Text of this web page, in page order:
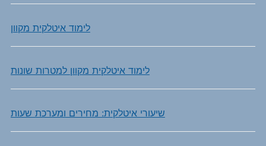
לימוד איטלקית מקוון
לימוד איטלקית מקוון למטרות שונות
שיעורי איטלקית: מחירים ומערכת שעות